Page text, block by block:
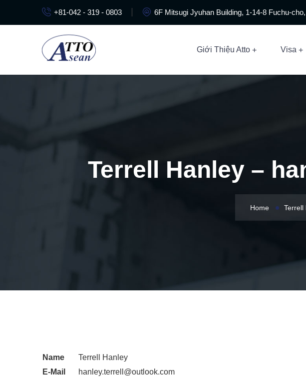
+81-042 - 319 - 0803 6F Mitsugi Jyuhan Building, 1-14-8 Fuchu-
Giới Thiệu Atto Visa
Terrell Hanley –
Home Terrell
Name
Terrell Hanley
E-Mail
hanley.terrell@outlook.com